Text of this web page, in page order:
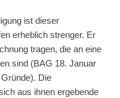
ist dieser
erheblich strenger. Er
tragen, die an eine
sind (BAG 18. Januar
Die
aus ihnen ergebende